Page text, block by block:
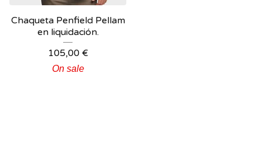
Chaqueta Penfield Pellam
en liquidación.
105,00 €
On sale